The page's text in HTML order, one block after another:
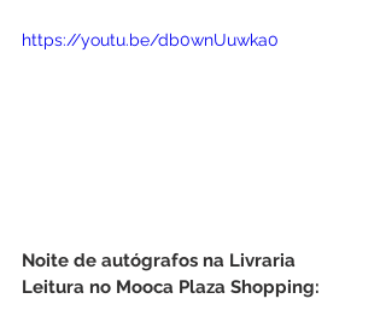
https://youtu.be/db0wnUuwka0
Noite de autógrafos na Livraria
Leitura no Mooca Plaza Shopping: